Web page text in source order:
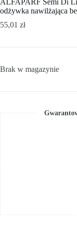
odżywka nawilżająca
55,01 zł
Brak w magazynie